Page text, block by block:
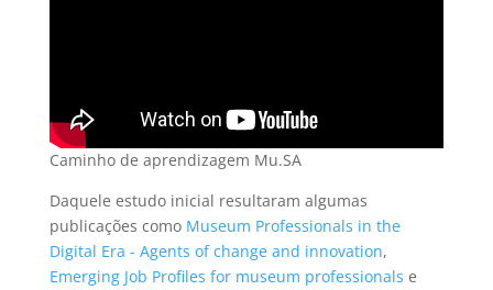
Caminho de aprendizagem Mu.SA
Daquele estudo inicial resultaram algumas
publicações como Museum Professionals in the
Digital Era - Agents of change and innovation,
Emerging Job Profiles for museum professionals e